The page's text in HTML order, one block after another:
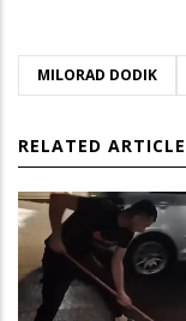
MILORAD DODIK
RELATED